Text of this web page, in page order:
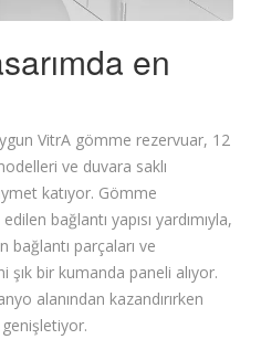
en
VitrA gömme rezervuar, 12
ve duvara saklı
katıyor. Gömme
bağlantı yapısı yardımıyla,
parçaları ve
bir kumanda paneli alıyor.
alanından kazandırırken
genişletiyor.